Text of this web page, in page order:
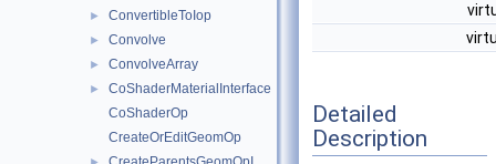
► ConvertibleToIop
► Convolve
► ConvolveArray
►
CoShaderMaterialInterface
CoShaderOp
CreateOrEditGeomOp
Detailed
Description